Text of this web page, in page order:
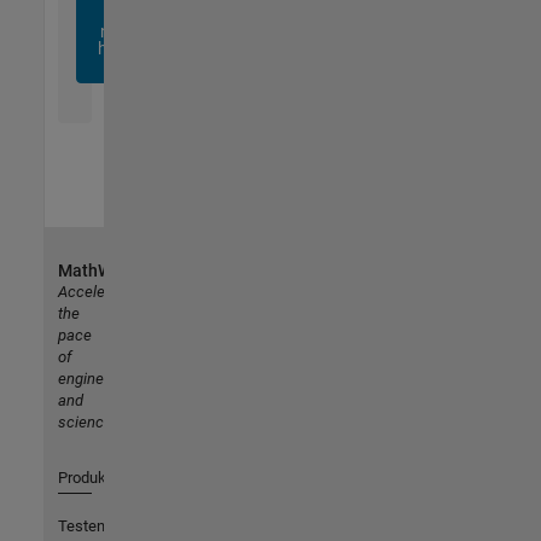
noch
heute
MathWorks
Accelerating
the
pace
of
engineering
and
science
Produkte
Testen oder Kaufen